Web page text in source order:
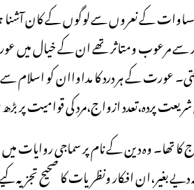
کے نعروں سےلوگوں کے کان
مرعوب ومتاثر تھے ان کے خیال میں
عورت کے ہر درد کا مداواان کو
پردہ،تعدد ازواج،مرد کی قوامیت پر
تھا۔ وہ دین کے نام پر سماجی روایات
بغیر،ان افکار ونظریات کا صحیح